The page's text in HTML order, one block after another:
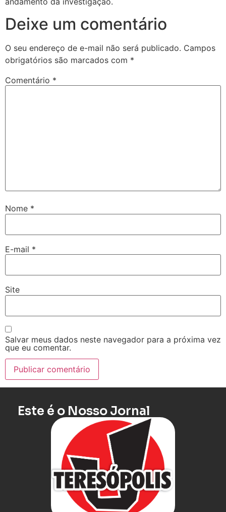
Deixe um comentário
O seu endereço de e-mail não será publicado. Campos
obrigatórios são marcados com *
Comentário *
Nome *
E-mail *
Site
Salvar meus dados neste navegador para a próxima vez
que eu comentar.
Este é o Nosso Jornal